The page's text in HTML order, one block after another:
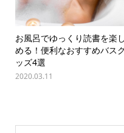
お風呂でゆっくり読書を楽し
める！便利なおすすめバス
ッズ4選
2020.03.11